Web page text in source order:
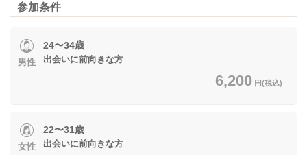
参加条件
男性
24〜34歳
出会いに前向きな方
6,200 円(税込)
女性
22〜31歳
出会いに前向きな方